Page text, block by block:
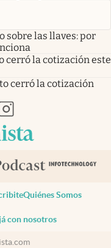
sobre las llaves: por
cerró la cotización este
cerró la cotización
pestañapestaña
nueva pestaña
en nueva pestaña
abre en nueva pestaña
Quiénes Somos
con nosotros